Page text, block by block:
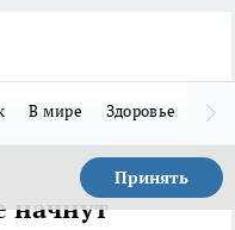
В мире Здоровье
Принять
начнут